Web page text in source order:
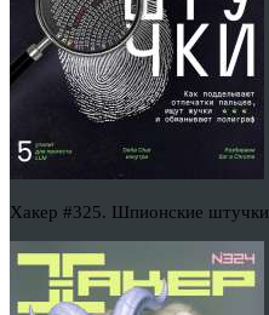
Хакер #325. Шпионские штучки